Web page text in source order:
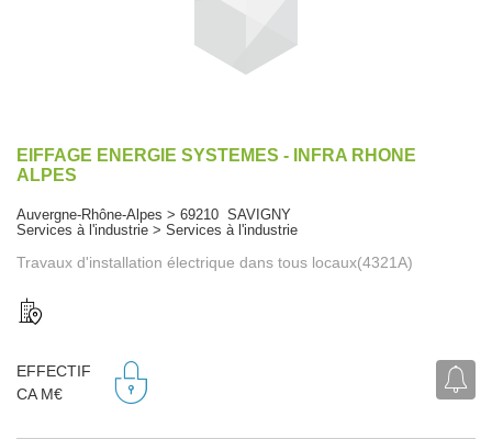
EIFFAGE ENERGIE SYSTEMES - INFRA RHONE
ALPES
Auvergne-Rhône-Alpes > 69210 SAVIGNY
Services à l'industrie > Services à l'industrie
Travaux d'installation électrique dans tous locaux(4321A)
EFFECTIF
CA M€